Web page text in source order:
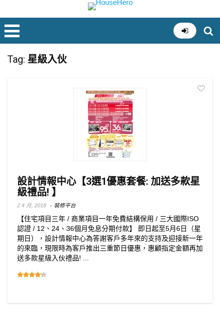
Tag: 星級入伙
設計情報中心【3選1優惠套餐: 加送多款星
級禮品! 】
2 4 月, 2018 裝修平台
【住宅項目三年 / 商業項目一年免費結構保用 / 三大國際ISO
認證 / 12、24、36個月免息分期付款】 即日起至5月6日（星
期日），設計情報中心為答謝客戶多年來的支持及迎接新一年
的來臨，現限時為客戶推出三重節日優惠，惠顧指定金額再加
送多款星級入伙禮品! ...